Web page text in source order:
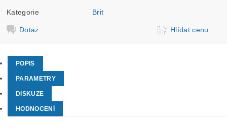
Kategorie Brit
Dotaz Hlídat cenu
POPIS
PARAMETRY
DISKUZE
HODNOCENÍ